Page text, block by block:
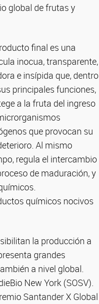
global de frutas y
final es una
inocua, transparente,
e insípida que, dentro
principales funciones,
a la fruta del ingreso
que provocan su
Al mismo
regula el intercambio
de maduración, y
químicos nocivos
la producción a
grandes
a nivel global.
New York (SOSV).
Santander X Global